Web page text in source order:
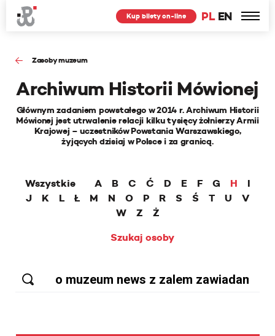
PL EN
Kup bilety on-line
Zasoby muzeum
Archiwum Historii Mówionej
Głównym zadaniem powstałego w 2014 r. Archiwum Historii
Mówionej jest utrwalenie relacji kilku tysięcy żołnierzy Armii
Krajowej – uczestników Powstania Warszawskiego,
żyjących dzisiaj w Polsce i za granicą.
Wszystkie A B C Ć D E F G H
I
J
K L Ł M N O P R S Ś T U
V
W
Z
Ż
Szukaj osoby